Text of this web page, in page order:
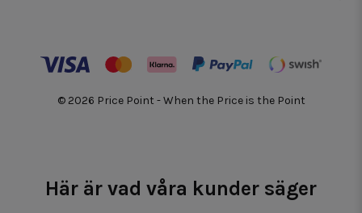
© 2026 Price Point - When the Price is the Point
Här är vad våra kunder säger